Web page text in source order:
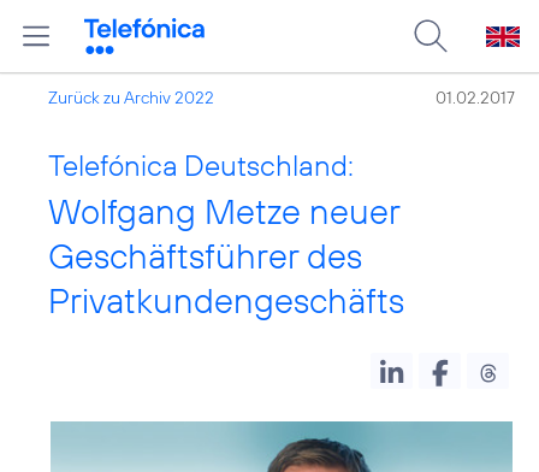
Zurück zu Archiv 2022 01.02.2017
Telefónica Deutschland:
Wolfgang Metze neuer
Geschäftsführer des
Privatkundengeschäfts